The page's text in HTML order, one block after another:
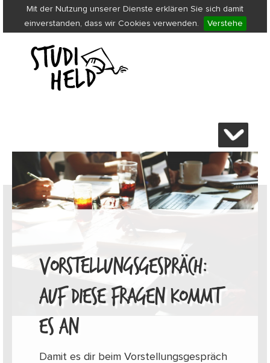
Mit der Nutzung unserer Dienste erklären Sie sich damit
einverstanden, dass wir Cookies verwenden.
Verstehe
VORSTELLUNGSGESPRÄCH:
AUF DIESE FRAGEN KOMMT
ES AN
Damit es dir beim Vorstellungsgespräch